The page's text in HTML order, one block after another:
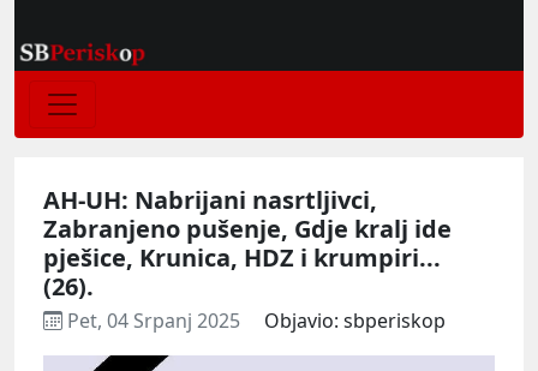
AH-UH: Nabrijani nasrtljivci,
Zabranjeno pušenje, Gdje kralj ide
pješice, Krunica, HDZ i krumpiri...
(26).
Pet, 04 Srpanj 2025 Objavio: sbperiskop